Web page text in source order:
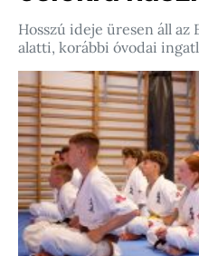
Hosszú ideje üresen áll az
alatti, korábbi óvodai